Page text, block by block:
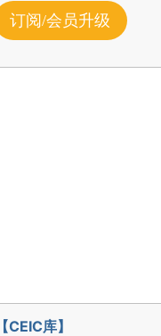
订阅/会员升级
库】